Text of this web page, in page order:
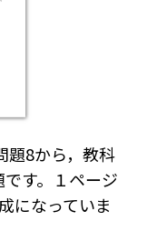
題8から，教科
す。１ページ
になっていま